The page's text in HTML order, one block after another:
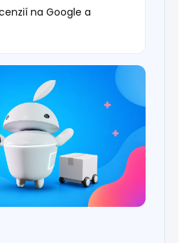
na Google a